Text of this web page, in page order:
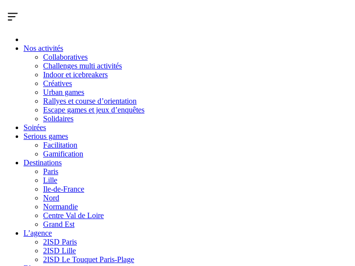
Nos activités
Collaboratives
Challenges multi activités
Indoor et icebreakers
Créatives
Urban games
Rallyes et course d’orientation
Escape games et jeux d’enquêtes
Solidaires
Soirées
Serious games
Facilitation
Gamification
Destinations
Paris
Lille
Ile-de-France
Nord
Normandie
Centre Val de Loire
Grand Est
L’agence
2ISD Paris
2ISD Lille
2ISD Le Touquet Paris-Plage